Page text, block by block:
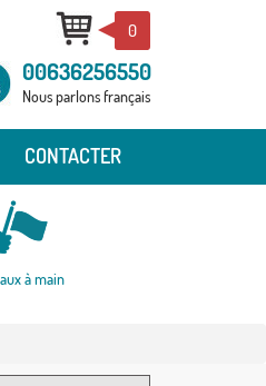
0
00636256550
Nous parlons français
CONTACTER
à main